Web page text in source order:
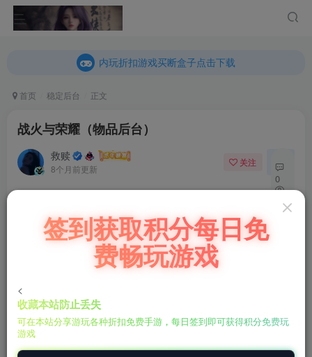
内玩折扣游戏买断盒子点击下载
内玩折扣游戏买断盒子点击下载
首页 稳定后台 正文
战火与荣耀（物品后台）
救赎
8个月前更新
关注 私信
0
47
充值福利联系站长.充值福利注意注册新账号
后台激活码联系客服购买
https://kdocs.cn/l/cqOV3iiBPGOj
签到获取积分每日免
费畅玩游戏
<
收藏本站防止丢失
可在本站分享游玩各种折扣免费手游，每日签到即可获得积分免费玩
游戏